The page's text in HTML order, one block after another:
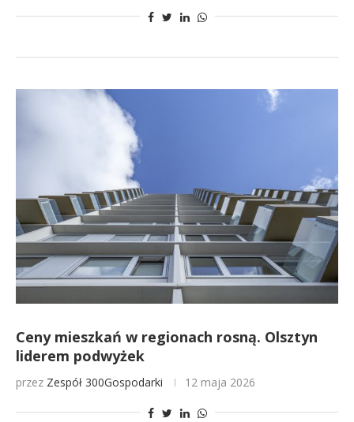
Ceny mieszkań w regionach rosną. Olsztyn
liderem podwyżek
przez Zespół 300Gospodarki 12 maja 2026